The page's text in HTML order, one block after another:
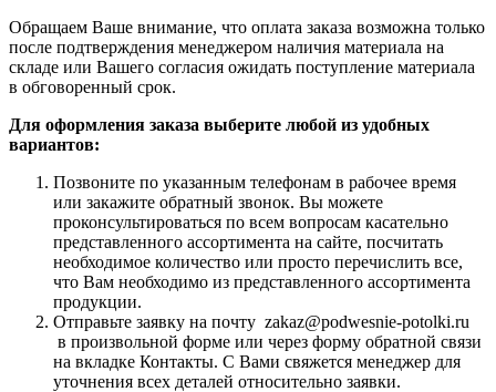
Обращаем Ваше внимание, что оплата заказа возможна только
после подтверждения менеджером наличия материала на
складе или Вашего согласия ожидать поступление материала
в обговоренный срок.
Для оформления заказа выберите любой из удобных
вариантов:
Позвоните по указанным телефонам в рабочее время
или закажите обратный звонок. Вы можете
проконсультироваться по всем вопросам касательно
представленного ассортимента на сайте, посчитать
необходимое количество или просто перечислить все,
что Вам необходимо из представленного ассортимента
продукции.
Отправьте заявку на почту zakaz@podwesnie-potolki.ru
в произвольной форме или через форму обратной связи
на вкладке Контакты. С Вами свяжется менеджер для
уточнения всех деталей относительно заявки.